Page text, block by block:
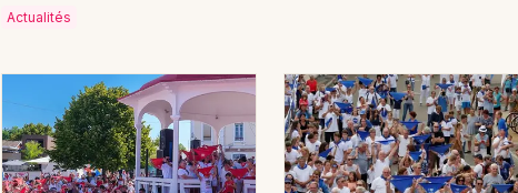
Actualités